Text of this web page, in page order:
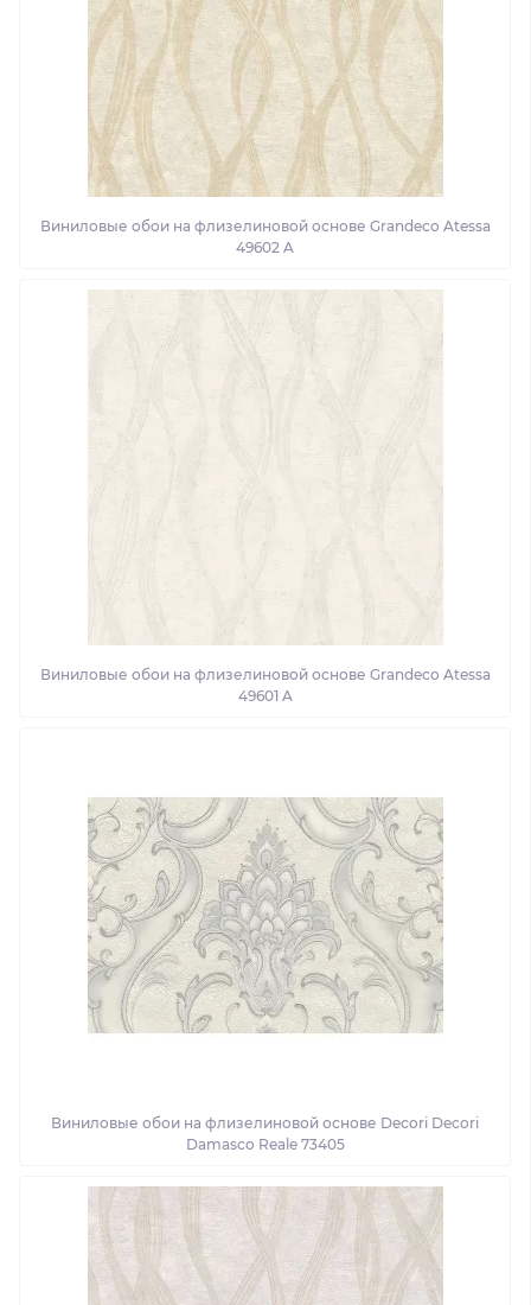
Виниловые обои на флизелиновой основе Grandeco Atessa
49602 A
Виниловые обои на флизелиновой основе Grandeco Atessa
49601 A
Виниловые обои на флизелиновой основе Decori Decori
Damasco Reale 73405